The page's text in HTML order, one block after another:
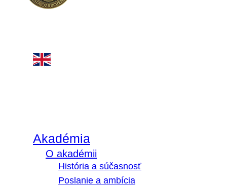
Akadémia
O akadémii
História a súčasnosť
Poslanie a ambícia